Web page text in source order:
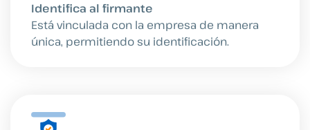
Identifica al firmante
Está vinculada con la empresa de manera
única, permitiendo su identificación.